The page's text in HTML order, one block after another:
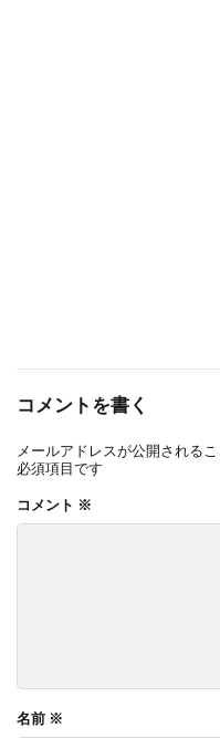
コメントを書く
メールアドレスが公開されるこ
必須項目です
コメント ※
名前 ※